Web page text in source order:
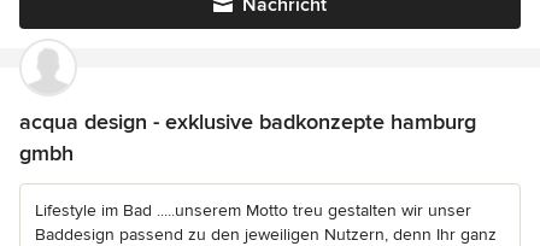
acqua design - exklusive badkonzepte hamburg
gmbh
Lifestyle im Bad .....unserem Motto treu gestalten wir unser
Baddesign passend zu den jeweiligen Nutzern, denn Ihr ganz